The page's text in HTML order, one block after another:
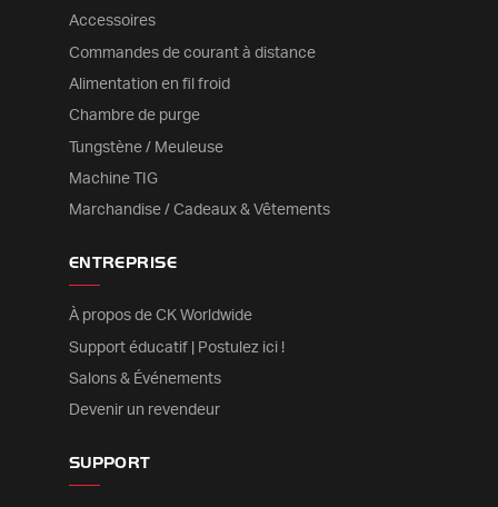
Accessoires
Commandes de courant à distance
Alimentation en fil froid
Chambre de purge
Tungstène / Meuleuse
Machine TIG
Marchandise / Cadeaux & Vêtements
ENTREPRISE
À propos de CK Worldwide
Support éducatif | Postulez ici !
Salons & Événements
Devenir un revendeur
SUPPORT